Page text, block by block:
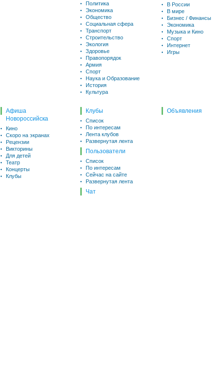
Политика
Экономика
Общество
Социальная сфера
Транспорт
Строительство
Экология
Здоровье
Правопорядок
Армия
Спорт
Наука и Образование
История
Культура
В России
В мире
Бизнес / Финансы
Экономика
Музыка и Кино
Спорт
Интернет
Игры
Афиша
Новороссийска
Кино
Скоро на экранах
Рецензии
Викторины
Для детей
Театр
Концерты
Клубы
Клубы
Список
По интересам
Лента клубов
Развернутая лента
Пользователи
Список
По интересам
Сейчас на сайте
Развернутая лента
Чат
Объявления